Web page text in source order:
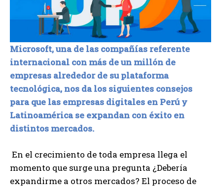
Microsoft, una de las compañías referente
internacional con más de un millón de
empresas alrededor de su plataforma
tecnológica, nos da los siguientes consejos
para que las empresas digitales en Perú y
Latinoamérica se expandan con éxito en
distintos mercados.
En el crecimiento de toda empresa llega el
momento que surge una pregunta ¿Debería
expandirme a otros mercados? El proceso de